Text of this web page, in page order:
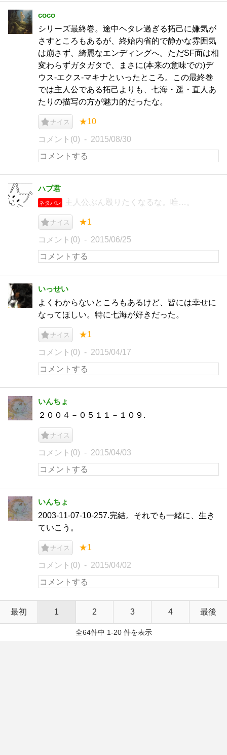
coco
シリーズ最終巻。途中ヘタレ過ぎる拓己に嫌気が
さすところもあるが、終始内省的で静かな雰囲気
は崩さず、綺麗なエンディングへ。ただSF面は相
変わらずガタガタで、まさに(本来の意味での)デ
ウス-エクス-マキナといったところ。この最終巻
では主人公である拓己よりも、七海・遥・直人あ
たりの描写の方が魅力的だったな。
ナイス ★10
コメント(0) 2015/08/30
ハブ君
ネタバレ 主人公ぶん殴りたくなるな。唯…。
ナイス ★1
コメント(0) 2015/06/25
いっせい
よくわからないところもあるけど、皆には幸せに
なってほしい。特に七海が好きだった。
ナイス ★1
コメント(0) 2015/04/17
いんちょ
２００４－０５１１－１０９.
ナイス
コメント(0) 2015/04/03
いんちょ
2003-11-07-10-257.完結。それでも一緒に、生き
ていこう。
ナイス ★1
コメント(0) 2015/04/02
最初 1 2 3 4 最後
全64件中 1-20 件を表示